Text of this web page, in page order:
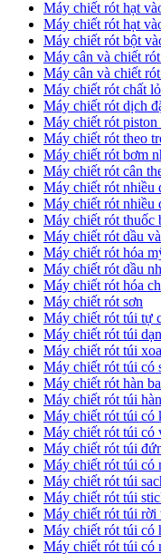
Máy chiết rót hạt
Máy chiết rót hạt
Máy chiết rót bột
Máy cân và chiết
Máy cân và chiết
​Máy chiết rót chất
​Máy chiết rót dịch
Máy chiết rót
Máy chiết rót theo
​Máy chiết rót bơm
Máy chiết rót cân
​Máy chiết rót nhiều
​Máy chiết rót nhiều
Máy chiết rót thuốc
Máy chiết rót dầu
Máy chiết rót hóa
Máy chiết rót dầu
Máy chiết rót hóa
Máy chiết rót sơn
Máy chiết rót túi tự
Máy chiết rót túi
Máy chiết rót túi
Máy chiết rót túi có
Máy chiết rót hàn
Máy chiết rót túi
Máy chiết rót túi có
Máy chiết rót túi có
Máy chiết rót túi
Máy chiết rót túi có
Máy chiết rót túi
Máy chiết rót túi
Máy chiết rót túi rời
Máy chiết rót túi có
Máy chiết rót túi có